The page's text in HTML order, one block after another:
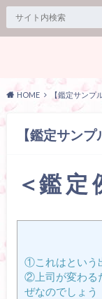
HOME 【鑑定サンプ
【鑑定サンプ
＜鑑 定
①これはという
②上司が変わる
ぜなのでしょう